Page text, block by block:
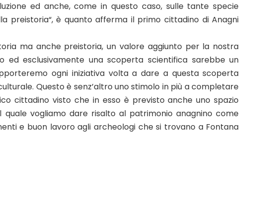
ed anche, come in questo caso, sulle tante specie
preistoria“, è quanto afferma il primo cittadino di Anagni
ma anche preistoria, un valore aggiunto per la nostra
ed esclusivamente una scoperta scientifica sarebbe un
ogni iniziativa volta a dare a questa scoperta
Questo è senz’altro uno stimolo in più a completare
cittadino visto che in esso è previsto anche uno spazio
vogliamo dare risalto al patrimonio anagnino come
e buon lavoro agli archeologi che si trovano a Fontana